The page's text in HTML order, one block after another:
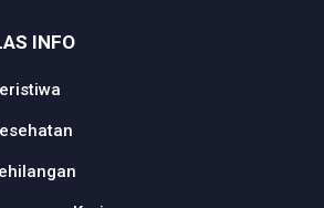
INFO